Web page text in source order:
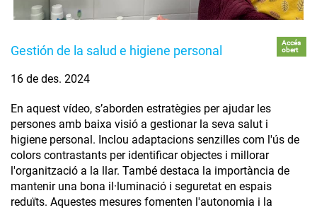
Gestión de la salud e higiene personal
Accés
obert
16 de des. 2024
En aquest vídeo, s’aborden estratègies per ajudar les
persones amb baixa visió a gestionar la seva salut i
higiene personal. Inclou adaptacions senzilles com l'ús de
colors contrastants per identificar objectes i millorar
l'organització a la llar. També destaca la importància de
mantenir una bona il·luminació i seguretat en espais
reduïts. Aquestes mesures fomenten l'autonomia i la